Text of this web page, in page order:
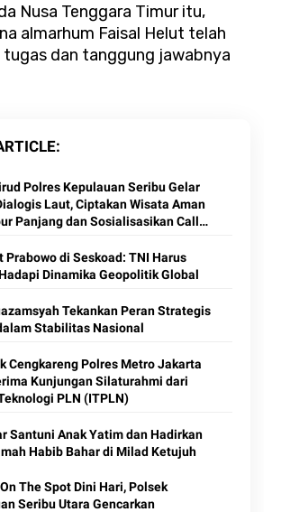
Nusa Tenggara Timur itu,
almarhum Faisal Helut telah
tugas dan tanggung jawabnya
Polres Kepulauan Seribu Gelar
Laut, Ciptakan Wisata Aman
Panjang dan Sosialisasikan Call
Prabowo di Seskoad: TNI Harus
Dinamika Geopolitik Global
Tekankan Peran Strategis
Stabilitas Nasional
Cengkareng Polres Metro Jakarta
Kunjungan Silaturahmi dari
PLN (ITPLN)
Santuni Anak Yatim dan Hadirkan
Habib Bahar di Milad Ketujuh
The Spot Dini Hari, Polsek
Seribu Utara Gencarkan